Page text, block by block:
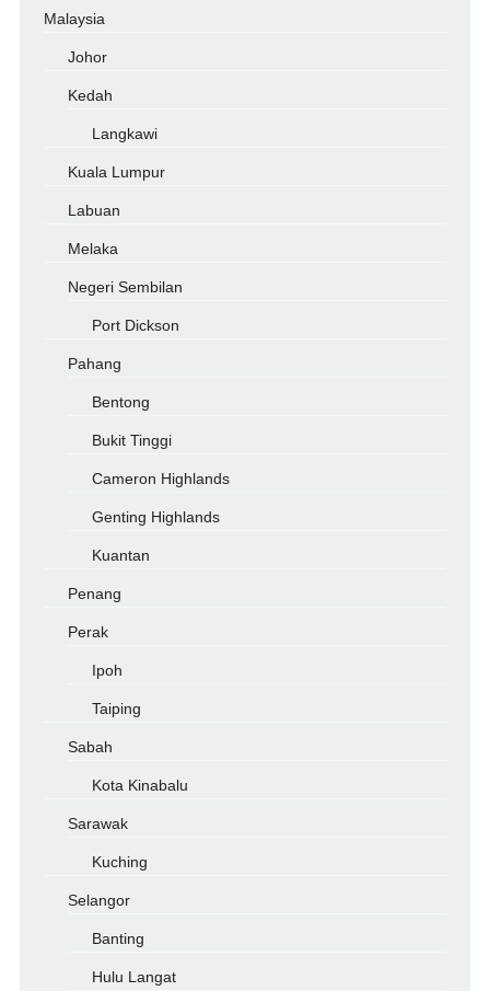
Malaysia
Johor
Kedah
Langkawi
Kuala Lumpur
Labuan
Melaka
Negeri Sembilan
Port Dickson
Pahang
Bentong
Bukit Tinggi
Cameron Highlands
Genting Highlands
Kuantan
Penang
Perak
Ipoh
Taiping
Sabah
Kota Kinabalu
Sarawak
Kuching
Selangor
Banting
Hulu Langat